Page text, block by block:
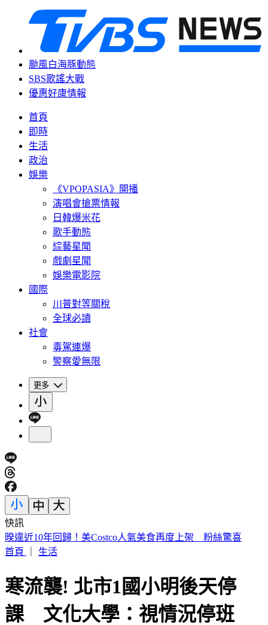
颱風白海豚動態
SBS歌謠大戰
優惠好康情報
首頁
即時
生活
政治
娛樂
《VPOPASIA》開播
演唱會搶票情報
日韓爆米花
歌手動態
綜藝星聞
戲劇星聞
娛樂電影院
國際
川普對等關稅
全球必讀
社會
毒駕連爆
警察愛無限
更多
快訊
英仙座流星雨將登場！當晚幾乎無月光干擾 最佳觀賞時機曝
首頁
生活
寒流襲! 北市1國小明後天停
課 文化大學：視情況停班